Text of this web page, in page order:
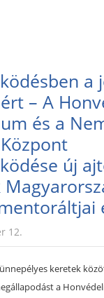
a
– A
és a
új
12.
keretek
a